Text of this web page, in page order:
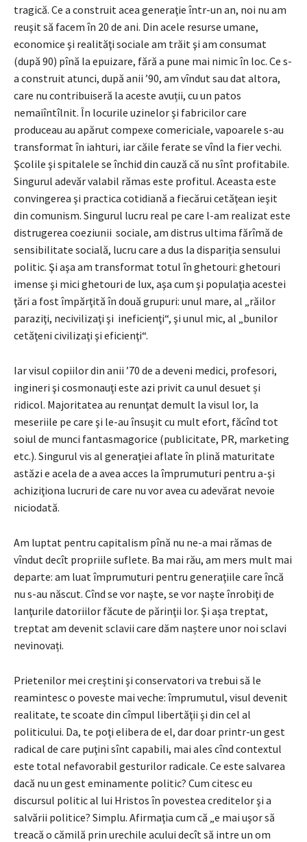
tragică. Ce a construit acea generaţie într-un an, noi nu am
reuşit să facem în 20 de ani. Din acele resurse umane,
economice şi realităţi sociale am trăit şi am consumat
(după 90) pînă la epuizare, fără a pune mai nimic în loc. Ce s-
a construit atunci, după anii ’90, am vîndut sau dat altora,
care nu contribuiseră la aceste avuții, cu un patos
nemaiîntîlnit. În locurile uzinelor şi fabricilor care
produceau au apărut compexe comericiale, vapoarele s-au
transformat în iahturi, iar căile ferate se vînd la fier vechi.
Şcolile şi spitalele se închid din cauză că nu sînt profitabile.
Singurul adevăr valabil rămas este profitul. Aceasta este
convingerea şi practica cotidiană a fiecărui cetăţean ieşit
din comunism. Singurul lucru real pe care l-am realizat este
distrugerea coeziunii sociale, am distrus ultima fărîmă de
sensibilitate socială, lucru care a dus la dispariția sensului
politic. Şi aşa am transformat totul în ghetouri: ghetouri
imense şi mici ghetouri de lux, aşa cum şi populaţia acestei
ţări a fost împărţită în două grupuri: unul mare, al „răilor
paraziţi, necivilizaţi şi ineficienţi“, şi unul mic, al „bunilor
cetăţeni civilizaţi şi eficienţi“.
Iar visul copiilor din anii ’70 de a deveni medici, profesori,
ingineri şi cosmonauţi este azi privit ca unul desuet și
ridicol. Majoritatea au renunţat demult la visul lor, la
meseriile pe care şi le-au însuşit cu mult efort, făcînd tot
soiul de munci fantasmagorice (publicitate, PR, marketing
etc.). Singurul vis al generaţiei aflate în plină maturitate
astăzi e acela de a avea acces la împrumuturi pentru a-şi
achiziţiona lucruri de care nu vor avea cu adevărat nevoie
niciodată.
Am luptat pentru capitalism pînă nu ne-a mai rămas de
vîndut decît propriile suflete. Ba mai rău, am mers mult mai
departe: am luat împrumuturi pentru generaţiile care încă
nu s-au născut. Cînd se vor naşte, se vor naşte înrobiţi de
lanţurile datoriilor făcute de părinţii lor. Şi aşa treptat,
treptat am devenit sclavii care dăm naștere unor noi sclavi
nevinovați.
Prietenilor mei creştini şi conservatori va trebui să le
reamintesc o poveste mai veche: împrumutul, visul devenit
realitate, te scoate din cîmpul libertăţii şi din cel al
politicului. Da, te poţi elibera de el, dar doar printr-un gest
radical de care puţini sînt capabili, mai ales cînd contextul
este total nefavorabil gesturilor radicale. Ce este salvarea
dacă nu un gest eminamente politic? Cum citesc eu
discursul politic al lui Hristos în povestea creditelor şi a
salvării politice? Simplu. Afirmaţia cum că „e mai uşor să
treacă o cămilă prin urechile acului decît să intre un om